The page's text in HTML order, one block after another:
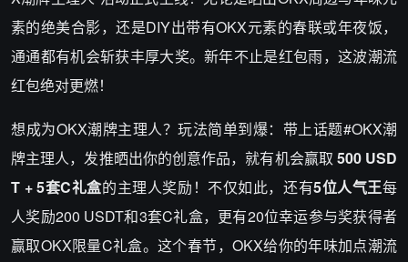
素的绝美合影，还是DIY出带有OKX元素的春联或年夜饭，
通通都有机会斩获丰厚大奖。新年不止是红包雨，这波潮流
红包绝对更燃！
想成为OKX潮牌主理人？玩法简单到爆：带上话题#OKX潮
牌主理人，发推晒出你的创意作品，就有机会赢取 500 USD
T + 5套C礼盒的主理人奖励！不仅如此，还有5位人气王每
人奖励200 USDT和3套C礼盒，更有20位幸运参与奖获得者
赢取OKX限量C礼盒。这个春节，OKX给你的年味加点潮流